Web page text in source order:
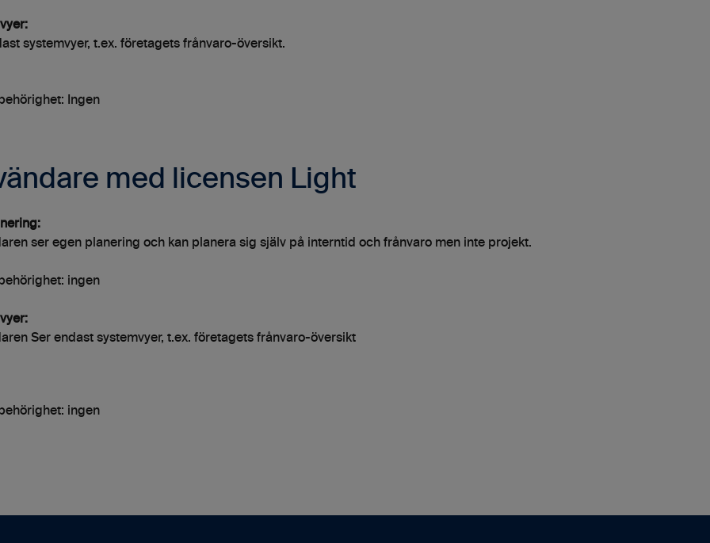
systemvyer, t.ex. företagets frånvaro-översikt.
Ingen
med licensen Light
ser egen planering och kan planera sig själv på interntid och frånvaro men inte projekt.
ingen
Ser endast systemvyer, t.ex. företagets frånvaro-översikt
ingen